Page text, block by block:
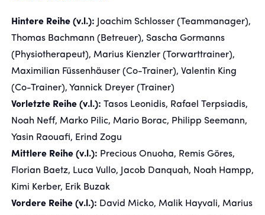
FANSHOP
TICKETS
KONTAKT
Hintere Reihe (v.l.):
Joachim Schlosser (Teammanager),
Thomas Bachmann (Betreuer), Sascha Gormanns
(Physiotherapeut), Marius Kienzler (Torwarttrainer),
Maximilian Füssenhäuser (Co-Trainer), Valentin King
(Co-Trainer), Yannick Dreyer (Trainer)
Vorletzte Reihe (v.l.): Tasos Leonidis, Rafael Terpsiadis,
Noah Neff, Marko Pilic, Mario Borac, Philipp Seemann,
Yasin Raouafi, Erind Zogu
Mittlere Reihe (v.l.): Precious Onuoha, Remis Göres,
Florian Baetz, Luca Vullo, Jacob Danquah, Noah Hampp,
Kimi Kerber, Erik Buzak
Vordere Reihe (v.l.): David Micko, Malik Hayvali, Marius